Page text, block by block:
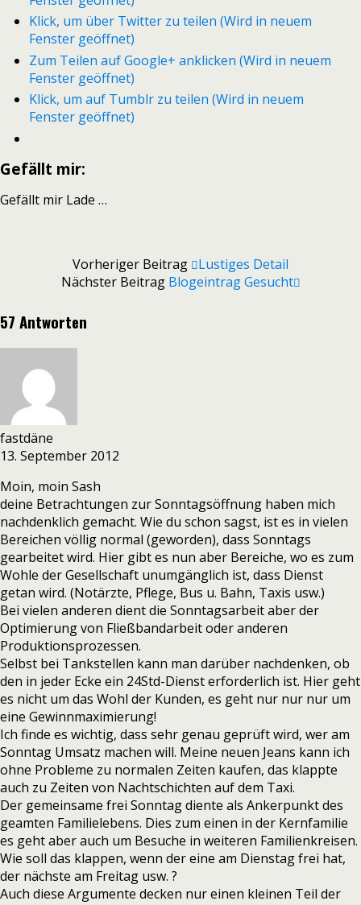
Klick, um über Twitter zu teilen (Wird in neuem
Fenster geöffnet)
Zum Teilen auf Google+ anklicken (Wird in neuem
Fenster geöffnet)
Klick, um auf Tumblr zu teilen (Wird in neuem
Fenster geöffnet)
Gefällt mir:
Gefällt mir Lade …
Vorheriger Beitrag
Lustiges Detail
Nächster Beitrag Blogeintrag Gesucht
57 Antworten
fastdäne
13. September 2012
Moin, moin Sash
deine Betrachtungen zur Sonntagsöffnung haben mich
nachdenklich gemacht. Wie du schon sagst, ist es in vielen
Bereichen völlig normal (geworden), dass Sonntags
gearbeitet wird. Hier gibt es nun aber Bereiche, wo es zum
Wohle der Gesellschaft unumgänglich ist, dass Dienst
getan wird. (Notärzte, Pflege, Bus u. Bahn, Taxis usw.)
Bei vielen anderen dient die Sonntagsarbeit aber der
Optimierung von Fließbandarbeit oder anderen
Produktionsprozessen.
Selbst bei Tankstellen kann man darüber nachdenken, ob
den in jeder Ecke ein 24Std-Dienst erforderlich ist. Hier geht
es nicht um das Wohl der Kunden, es geht nur nur nur um
eine Gewinnmaximierung!
Ich finde es wichtig, dass sehr genau geprüft wird, wer am
Sonntag Umsatz machen will. Meine neuen Jeans kann ich
ohne Probleme zu normalen Zeiten kaufen, das klappte
auch zu Zeiten von Nachtschichten auf dem Taxi.
Der gemeinsame frei Sonntag diente als Ankerpunkt des
geamten Familielebens. Dies zum einen in der Kernfamilie
es geht aber auch um Besuche in weiteren Familienkreisen.
Wie soll das klappen, wenn der eine am Dienstag frei hat,
der nächste am Freitag usw. ?
Auch diese Argumente decken nur einen kleinen Teil der